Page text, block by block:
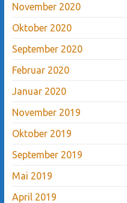
November 2020
Oktober 2020
September 2020
Februar 2020
Januar 2020
November 2019
Oktober 2019
September 2019
Mai 2019
April 2019